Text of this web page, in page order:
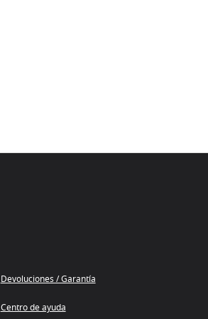
Devoluciones / Garantía
Centro de ayuda